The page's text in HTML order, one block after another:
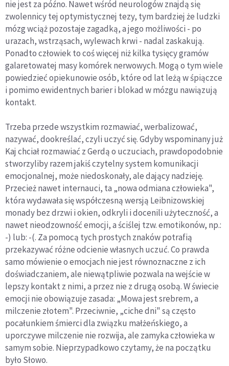
nie jest za późno. Nawet wśród neurologów znajdą się
zwolennicy tej optymistycznej tezy, tym bardziej że ludzki
mózg wciąż pozostaje zagadką, a jego możliwości - po
urazach, wstrząsach, wylewach krwi - nadal zaskakują.
Ponadto człowiek to coś więcej niż kilka tysięcy gramów
galaretowatej masy komórek nerwowych. Mogą o tym wiele
powiedzieć opiekunowie osób, które od lat leżą w śpiączce
i pomimo ewidentnych barier i blokad w mózgu nawiązują
kontakt.
Trzeba przede wszystkim rozmawiać, werbalizować,
nazywać, dookreślać, czyli uczyć się. Gdyby wspominany już
Kaj chciał rozmawiać z Gerdą o uczuciach, prawdopodobnie
stworzyliby razem jakiś czytelny system komunikacji
emocjonalnej, może niedoskonały, ale dający nadzieję.
Przecież nawet internauci, ta „nowa odmiana człowieka",
która wydawała się współczesną wersją Leibnizowskiej
monady bez drzwi i okien, odkryli i docenili użyteczność, a
nawet nieodzowność emocji, a ściślej tzw. emotikonów, np.:
-) lub: -(. Za pomocą tych prostych znaków potrafią
przekazywać różne odcienie własnych uczuć. Co prawda
samo mówienie o emocjach nie jest równoznaczne z ich
doświadczaniem, ale niewątpliwie pozwala na wejście w
lepszy kontakt z nimi, a przez nie z drugą osobą. W świecie
emocji nie obowiązuje zasada: „Mowa jest srebrem, a
milczenie złotem". Przeciwnie, „ciche dni" są często
pocałunkiem śmierci dla związku małżeńskiego, a
uporczywe milczenie nie rozwija, ale zamyka człowieka w
samym sobie. Nieprzypadkowo czytamy, że na początku
było Słowo.